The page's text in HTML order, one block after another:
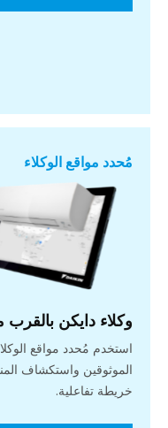
مُحدد مواقع الوكلاء
وكلاء دايكن بالقرب
استخدم مُحدد مواقع
الموثوقين واستكشاف
خريطة تفاعلية.